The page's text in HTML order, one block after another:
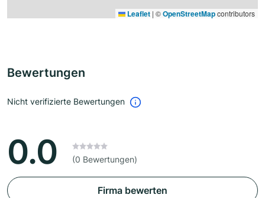
Leaflet | ©OpenStreetMapcontributors
Bewertungen
Nicht verifizierte Bewertungen
0.0 (0 Bewertungen)
Firma bewerten